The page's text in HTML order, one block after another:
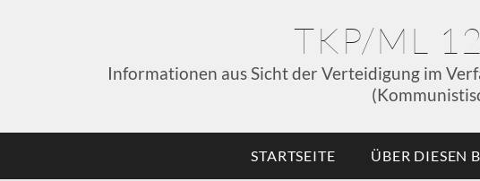
TKP/ML
Informationen aus Sicht der Verteidigung im
STARTSEITE ÜBER DIESEN